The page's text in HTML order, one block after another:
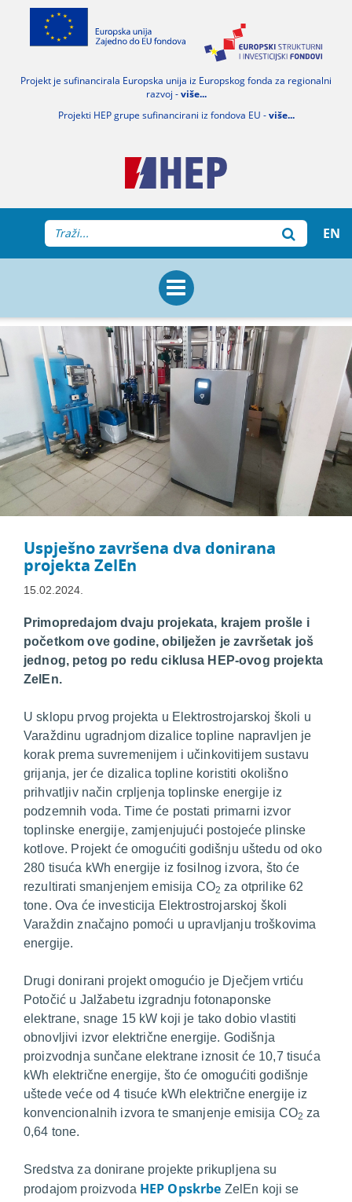
Projekt je sufinancirala Europska unija iz Europskog fonda za regionalni
razvoj -više...
Projekti HEP grupe sufinancirani iz fondova EU -više...
EN
Uspješno završena dva donirana
projekta ZelEn
15.02.2024.
Primopredajom dvaju projekata, krajem prošle i
početkom ove godine, obilježen je završetak još
jednog, petog po redu ciklusa HEP-ovog projekta
ZelEn.
U sklopu prvog projekta u Elektrostrojarskoj školi u
Varaždinu ugradnjom dizalice topline napravljen je
korak prema suvremenijem i učinkovitijem sustavu
grijanja, jer će dizalica topline koristiti okolišno
prihvatljiv način crpljenja toplinske energije iz
podzemnih voda. Time će postati primarni izvor
toplinske energije, zamjenjujući postojeće plinske
kotlove. Projekt će omogućiti godišnju uštedu od oko
280 tisuća kWh energije iz fosilnog izvora, što će
rezultirati smanjenjem emisija CO2 za otprilike 62
tone. Ova će investicija Elektrostrojarskoj školi
Varaždin značajno pomoći u upravljanju troškovima
energije.
Drugi donirani projekt omogućio je Dječjem vrtiću
Potočić u Jalžabetu izgradnju fotonaponske
elektrane, snage 15 kW koji je tako dobio vlastiti
obnovljivi izvor električne energije. Godišnja
proizvodnja sunčane elektrane iznosit će 10,7 tisuća
kWh električne energije, što će omogućiti godišnje
uštede veće od 4 tisuće kWh električne energije iz
konvencionalnih izvora te smanjenje emisija CO2 za
0,64 tone.
Sredstva za donirane projekte prikupljena su
prodajom proizvoda HEP Opskrbe ZelEn koji se